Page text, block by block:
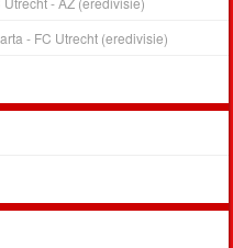
- FC Utrecht (eredivisie)